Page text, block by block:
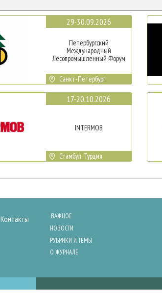
29-30.09.2026
Петербургский
Международный
Лесопромышленный Форум
Санкт-Петербург
17-20.10.2026
INTERMOB
Стамбул, Турция
Контакты
ВАЖНОЕ
НОВОСТИ
РУБРИКИ И ТЕМЫ
О ЖУРНАЛЕ